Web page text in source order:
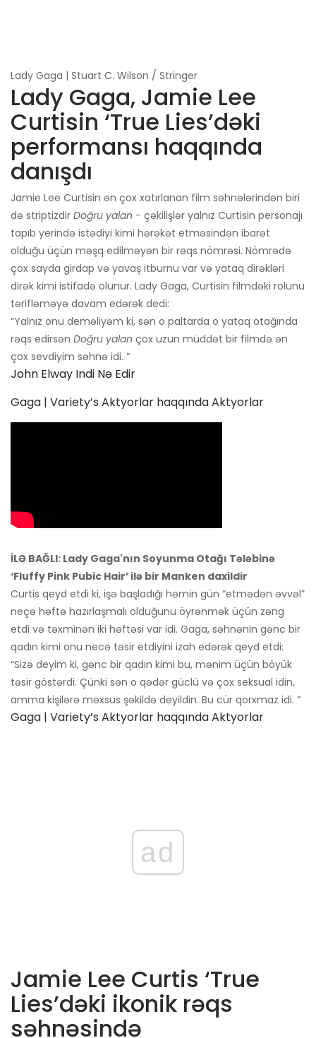
Lady Gaga | Stuart C. Wilson / Stringer
Lady Gaga, Jamie Lee
Curtisin ‘True Lies’dəki
performansı haqqında
danışdı
Jamie Lee Curtisin ən çox xatırlanan film səhnələrindən biri
də striptizdir Doğru yalan - çəkilişlər yalnız Curtisin personajı
tapıb yerində istədiyi kimi hərəkət etməsindən ibarət
olduğu üçün məşq edilməyən bir rəqs nömrəsi. Nömrədə
çox sayda girdap və yavaş itburnu var və yataq dirəkləri
dirək kimi istifadə olunur. Lady Gaga, Curtisin filmdəki rolunu
tərifləməyə davam edərək dedi:
“Yalnız onu deməliyəm ki, sən o paltarda o yataq otağında
rəqs edirsən Doğru yalan çox uzun müddət bir filmdə ən
çox sevdiyim səhnə idi. ”
John Elway Indi Nə Edir
Gaga | Variety’s Aktyorlar haqqında Aktyorlar
İLƏ BAĞLI: Lady Gaga'nın Soyunma Otağı Tələbinə
‘Fluffy Pink Pubic Hair’ ilə bir Manken daxildir
Curtis qeyd etdi ki, işə başladığı həmin gün “etmədən əvvəl”
neçə həftə hazırlaşmalı olduğunu öyrənmək üçün zəng
etdi və təxminən iki həftəsi var idi. Gaga, səhnənin gənc bir
qadın kimi onu necə təsir etdiyini izah edərək qeyd etdi:
“Sizə deyim ki, gənc bir qadın kimi bu, mənim üçün böyük
təsir göstərdi. Çünki sən o qədər güclü və çox seksual idin,
amma kişilərə məxsus şəkildə deyildin. Bu cür qorxmaz idi. ”
Gaga | Variety’s Aktyorlar haqqında Aktyorlar
ad
Jamie Lee Curtis ‘True
Lies’dəki ikonik rəqs
səhnəsində